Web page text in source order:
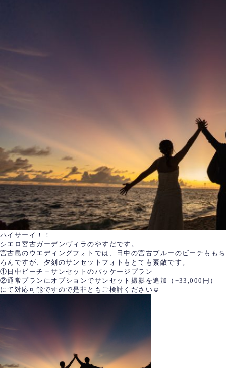
ハイサーイ！！
シエロ宮古ガーデンヴィラのやすだです。
宮古島のウエディングフォトでは、日中の宮古ブルーのビーチももち
ろんですが、夕刻のサンセットフォトもとても素敵です。
①日中ビーチ＋サンセットのパッケージプラン
②通常プランにオプションでサンセット撮影を追加（+33,000円）
にて対応可能ですので是非ともご検討ください☺︎